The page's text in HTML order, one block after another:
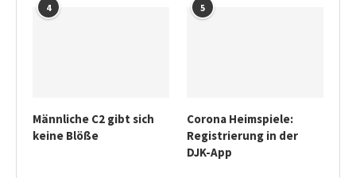
4
Männliche C2 gibt sich
keine Blöße
5
Corona Heimspiele:
Registrierung in der
DJK-App